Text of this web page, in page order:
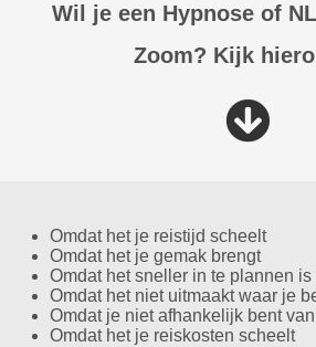
Wil je een Hypnose of
Zoom? Kijk
Omdat het je reistijd scheelt
Omdat het je gemak brengt
Omdat het sneller in te plannen is
Omdat het niet uitmaakt waar je
Omdat je niet afhankelijk bent
Omdat het je reiskosten scheelt